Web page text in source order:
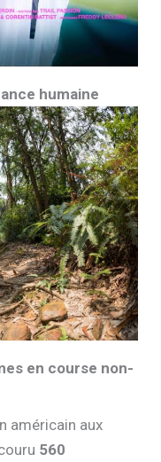
humaine
en course non-
américain aux
560